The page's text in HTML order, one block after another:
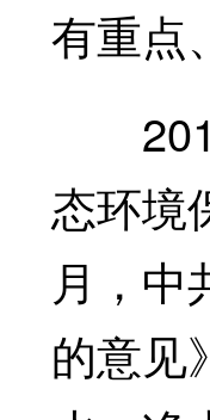
有重点
2018
态环境
月，中
的意见